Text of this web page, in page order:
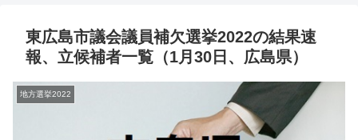
東広島市議会議員補欠選挙2022の結果速
報、立候補者一覧（1月30日、広島県）
地方選挙2022